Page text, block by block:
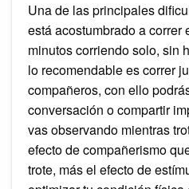
Una de las principales
está acostumbrado a correr
minutos corriendo solo, sin
lo recomendable es correr
compañeros, con ello
conversación o compartir
vas observando mientras
efecto de compañerismo
trote, más el efecto de